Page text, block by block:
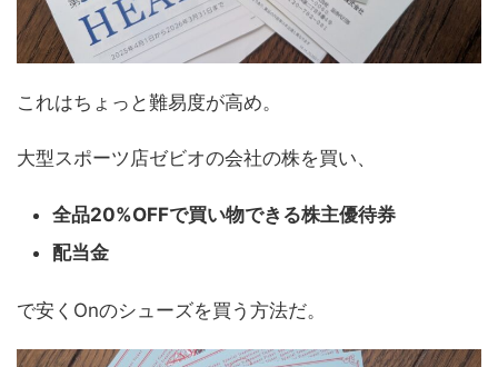
これはちょっと難易度が高め。
大型スポーツ店ゼビオの会社の株を買い、
全品20%OFFで買い物できる株主優待券
配当金
で安くOnのシューズを買う方法だ。